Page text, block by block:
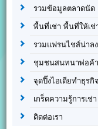
รวมข้อมูลตลาดนัด
พื้นที่เช่า พื้นที่ให้เช่
รวมแฟรนไชส์น่าล
ชุมชนสนทนาพ่อค้
จุดปิ๊งไอเดียทำธุรกิจ
เกร็ดความรู้การเช่า
ติดต่อเรา